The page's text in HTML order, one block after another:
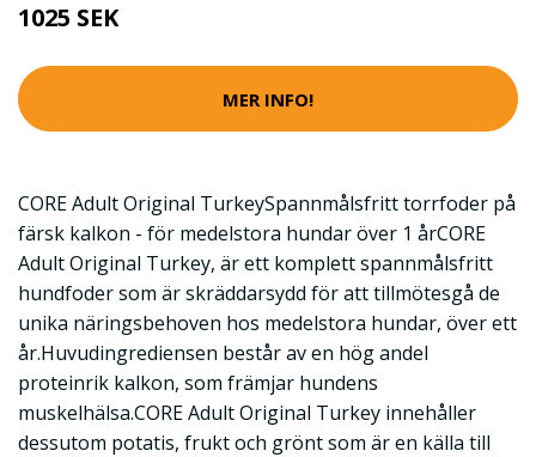
1025 SEK
MER INFO!
CORE Adult Original TurkeySpannmålsfritt torrfoder på
färsk kalkon - för medelstora hundar över 1 årCORE
Adult Original Turkey, är ett komplett spannmålsfritt
hundfoder som är skräddarsydd för att tillmötesgå de
unika näringsbehoven hos medelstora hundar, över ett
år.Huvudingrediensen består av en hög andel
proteinrik kalkon, som främjar hundens
muskelhälsa.CORE Adult Original Turkey innehåller
dessutom potatis, frukt och grönt som är en källa till